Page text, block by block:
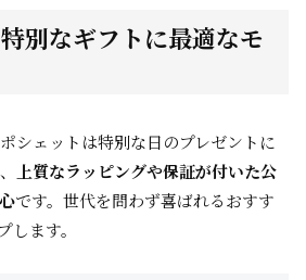
別なギフトに最適なモ
シェットは特別な日のプレゼントに
上質なラッピングや保証が付いた公
です。世代を問わず喜ばれるおすす
します。